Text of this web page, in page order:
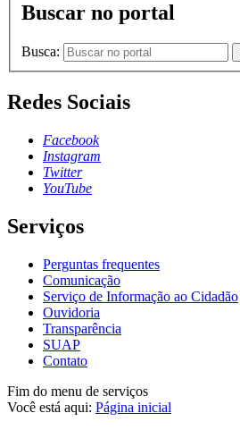
Buscar no portal
Busca:
Redes Sociais
Facebook
Instagram
Twitter
YouTube
Serviços
Perguntas frequentes
Comunicação
Serviço de Informação ao Cidadão
Ouvidoria
Transparência
SUAP
Contato
Fim do menu de serviços
Você está aqui: Página inicial